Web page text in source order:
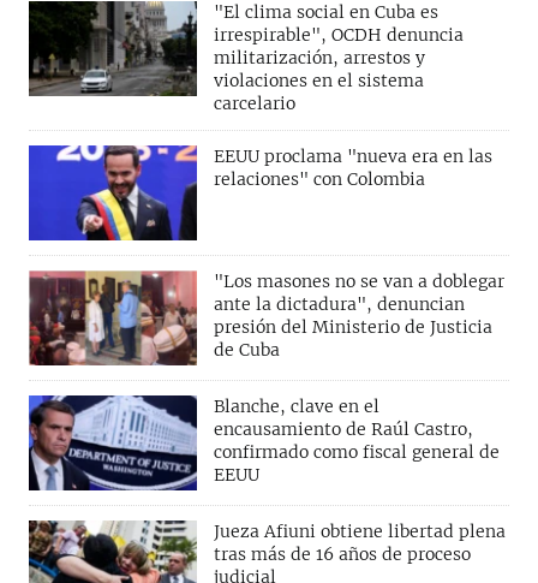
"El clima social en Cuba es
irrespirable", OCDH denuncia
militarización, arrestos y
violaciones en el sistema
carcelario
EEUU proclama "nueva era en las
relaciones" con Colombia
"Los masones no se van a doblegar
ante la dictadura", denuncian
presión del Ministerio de Justicia
de Cuba
Blanche, clave en el
encausamiento de Raúl Castro,
confirmado como fiscal general de
EEUU
Jueza Afiuni obtiene libertad plena
tras más de 16 años de proceso
judicial